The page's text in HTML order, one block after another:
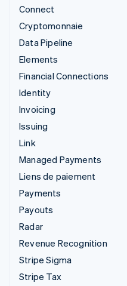
Connect
Cryptomonnaie
Data Pipeline
Elements
Financial Connections
Identity
Invoicing
Issuing
Link
Managed Payments
Liens de paiement
Payments
Payouts
Radar
Revenue Recognition
Stripe Sigma
Stripe Tax